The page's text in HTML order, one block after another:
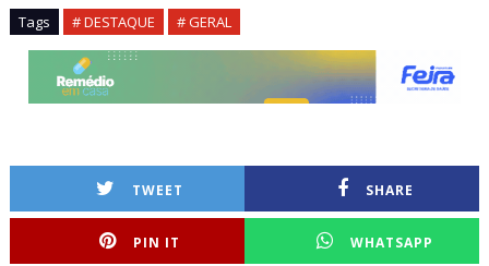
Tags # DESTAQUE # GERAL
TWEET SHARE
PIN IT WHATSAPP